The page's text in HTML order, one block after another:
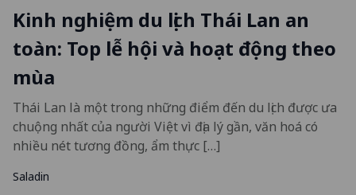
Kinh nghiệm du lịch Thái Lan an
toàn: Top lễ hội và hoạt động theo
mùa
Thái Lan là một trong những điểm đến du lịch được ưa
chuộng nhất của người Việt vì địa lý gần, văn hoá có
nhiều nét tương đồng, ẩm thực […]
Saladin